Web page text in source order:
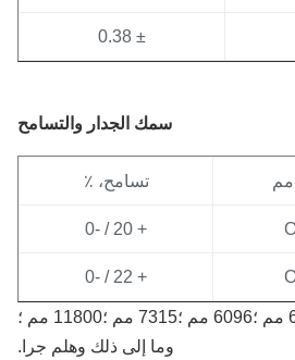
سمك الجدار والتسامح
تسامح، ٪
الطول: 5800 مم ؛6000 مم ؛6096 مم ؛7315 مم ؛11800 مم ؛
وما إلى ذلك وهلم جرا.